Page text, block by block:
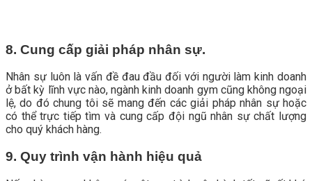
8. Cung cấp giải pháp nhân sự.
Nhân sự luôn là vấn đề đau đầu đối với người làm kinh doanh
ở bất kỳ lĩnh vực nào, ngành kinh doanh gym cũng không ngoại
lệ, do đó chung tôi sẽ mang đến các giải pháp nhân sự hoặc
có thể trực tiếp tìm và cung cấp đội ngũ nhân sự chất lượng
cho quý khách hàng.
9. Quy trình vận hành hiệu quả